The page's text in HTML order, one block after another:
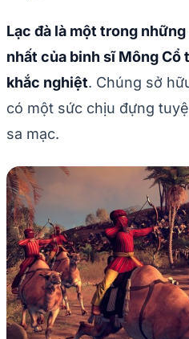
Lạc đà là một trong
nhất của binh sĩ Mông Cổ
khắc nghiệt. Chúng sở
có một sức chịu đựng
sa mạc.